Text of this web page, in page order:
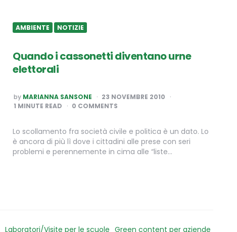
AMBIENTE NOTIZIE
Quando i cassonetti diventano urne
elettorali
POSTED
BY
by MARIANNA SANSONE
23 NOVEMBRE 2010
1 MINUTE READ 0 COMMENTS
Lo scollamento fra società civile e politica è un dato. Lo
è ancora di più lì dove i cittadini alle prese con seri
problemi e perennemente in cima alle “liste…
Laboratori/Visite per le scuole Green content per aziende